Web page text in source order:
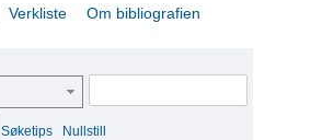
Verkliste Om bibliografien
Søketips Nullstill